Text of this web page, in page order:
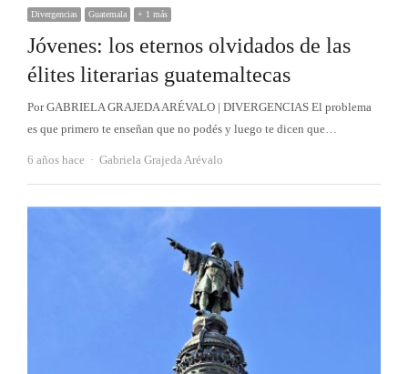
Divergencias Guatemala + 1 más
Jóvenes: los eternos olvidados de las
élites literarias guatemaltecas
Por GABRIELA GRAJEDA ARÉVALO | DIVERGENCIAS El problema
es que primero te enseñan que no podés y luego te dicen que…
6 años hace Autor
Gabriela Grajeda Arévalo